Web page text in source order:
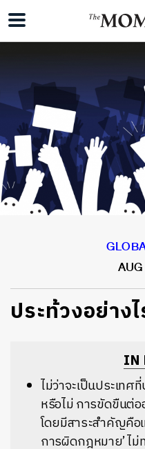
AUG
ประท้วงอย่าง
IN
ไม่ว่าจะเป็นประเท
หรือไม่ การขัดขืนต่อ
โดยมีสาระสำคัญคือ
การผิดกฎหมาย’ ไม่